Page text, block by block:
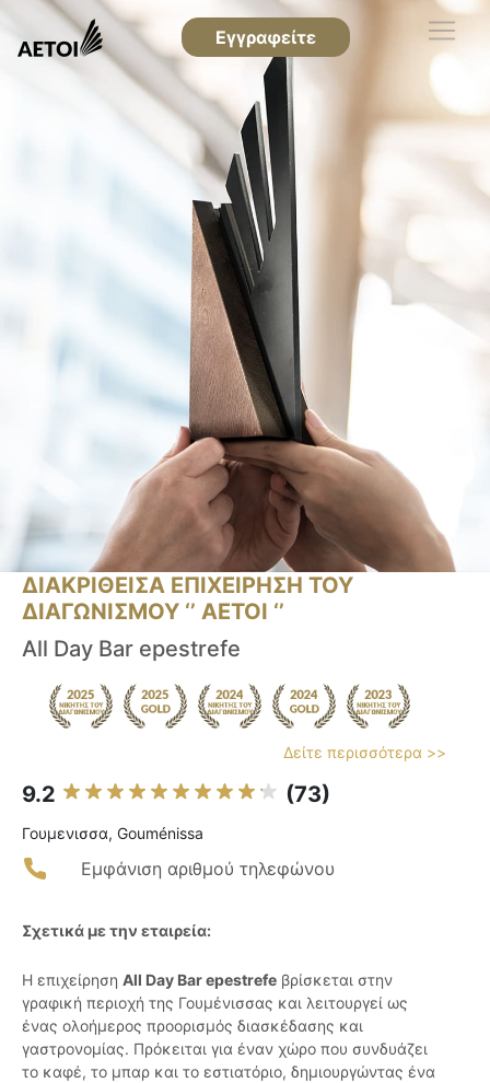
Εγγραφείτε
ΔΙΑΚΡΙΘΕΙΣΑ ΕΠΙΧΕΙΡΗΣΗ ΤΟΥ
ΔΙΑΓΩΝΙΣΜΟΥ ‘’ ΑΕΤΟΙ ‘’
All Day Bar epestrefe
Δείτε περισσότερα >>
9.2 (73)
Γουμενισσα, Gouménissa
Εμφάνιση αριθμού τηλεφώνου
Σχετικά με την εταιρεία:
Η επιχείρηση All Day Bar epestrefe βρίσκεται στην
γραφική περιοχή της Γουμένισσας και λειτουργεί ως
ένας ολοήμερος προορισμός διασκέδασης και
γαστρονομίας. Πρόκειται για έναν χώρο που συνδυάζει
το καφέ, το μπαρ και το εστιατόριο, δημιουργώντας ένα